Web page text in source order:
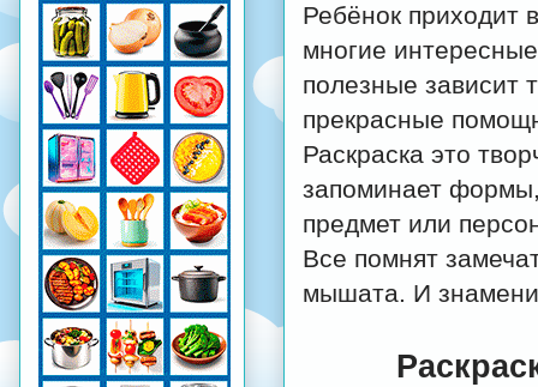
Ребёнок приходит
многие
полезные зависит
прекрасные
Раскраска это
запоминает формы,
предмет или
Все помнят
мышата. И